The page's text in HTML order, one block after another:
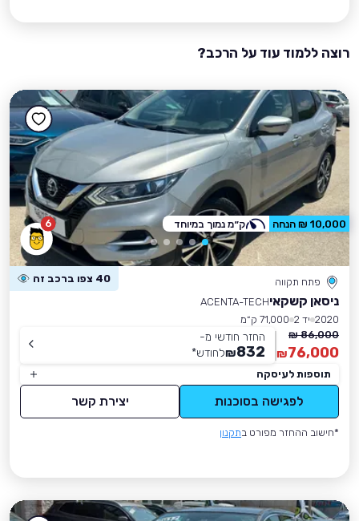
רוצה ללמוד עוד על הרכב?
6
פתח תקווה 40 צפו ברכב זה
ניסאן קשקאיACENTA-TECH
2020 יד 2
71,000 ק״מ
86,000 ₪
76,000
₪
החזר חודשי מ-
832
₪לחודש*
תוספות לעיסקה
לפגישה בסוכנות יצירת קשר
*חישוב ההחזר מפורט בתקנון
10,000 ₪ הנחה ק״מ נמוך במיוחד